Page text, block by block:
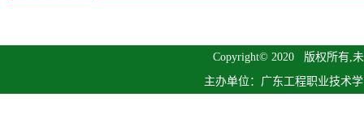
Copyright© 2020 版权所有,
主办单位：广东工程职业技术